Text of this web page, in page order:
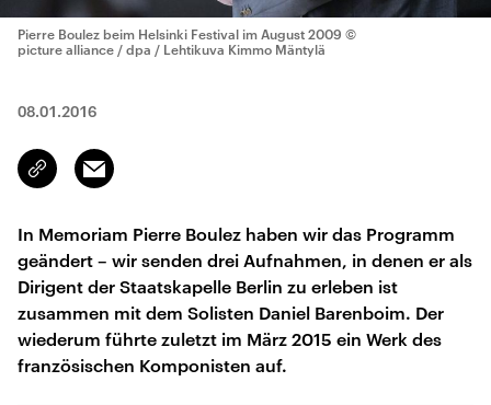
Pierre Boulez beim Helsinki Festival im August 2009 ©
picture alliance / dpa / Lehtikuva Kimmo Mäntylä
08.01.2016
Link
kopieren/teilen
Email
In Memoriam Pierre Boulez haben wir das Programm
geändert – wir senden drei Aufnahmen, in denen er als
Dirigent der Staatskapelle Berlin zu erleben ist
zusammen mit dem Solisten Daniel Barenboim. Der
wiederum führte zuletzt im März 2015 ein Werk des
französischen Komponisten auf.